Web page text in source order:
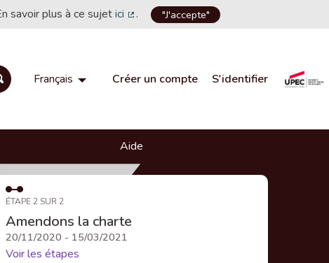
savoir plus à ce sujetici
(Lien externe)
. "J'accepte"
Français Choisir la langueChoose language
Créer un compte S'identifier
Aide
ÉTAPE 2 SUR 2
Amendons la charte
20/11/2020 - 15/03/2021
Voir les étapes